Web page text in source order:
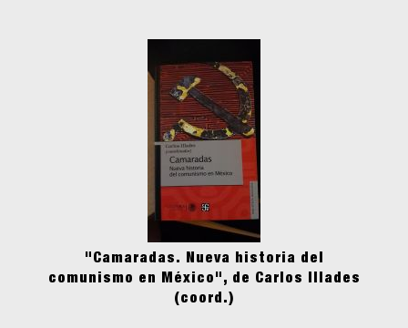
"Camaradas. Nueva historia del
comunismo en México", de Carlos Illades
(coord.)